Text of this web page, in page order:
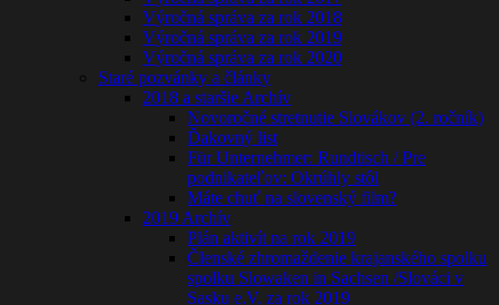
Výročná správa za rok 2018
Výročná správa za rok 2019
Výročná správa za rok 2020
Staré pozvánky a články
2018 a staršie Archív
Novoročné stretnutie Slovákov (2. ročník)
Ďakovný list
Für Unternehmer: Rundtisch / Pre
podnikateľov: Okrúhly stôl
Máte chuť na slovenský film?
2019 Archív
Plán aktivít na rok 2019
Členské zhromaždenie krajanského spolku
spolku Slowaken in Sachsen /Slováci v
Sasku e.V. za rok 2019